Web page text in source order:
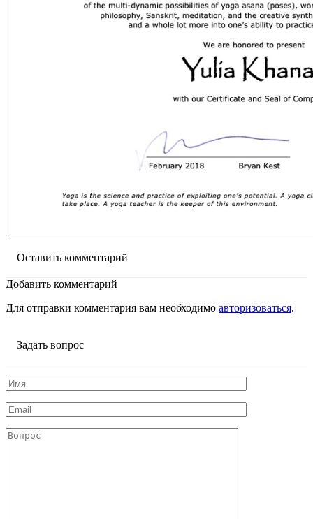
Оставить комментарий
Добавить комментарий
Для отправки комментария вам необходимо авторизоваться.
Задать вопрос